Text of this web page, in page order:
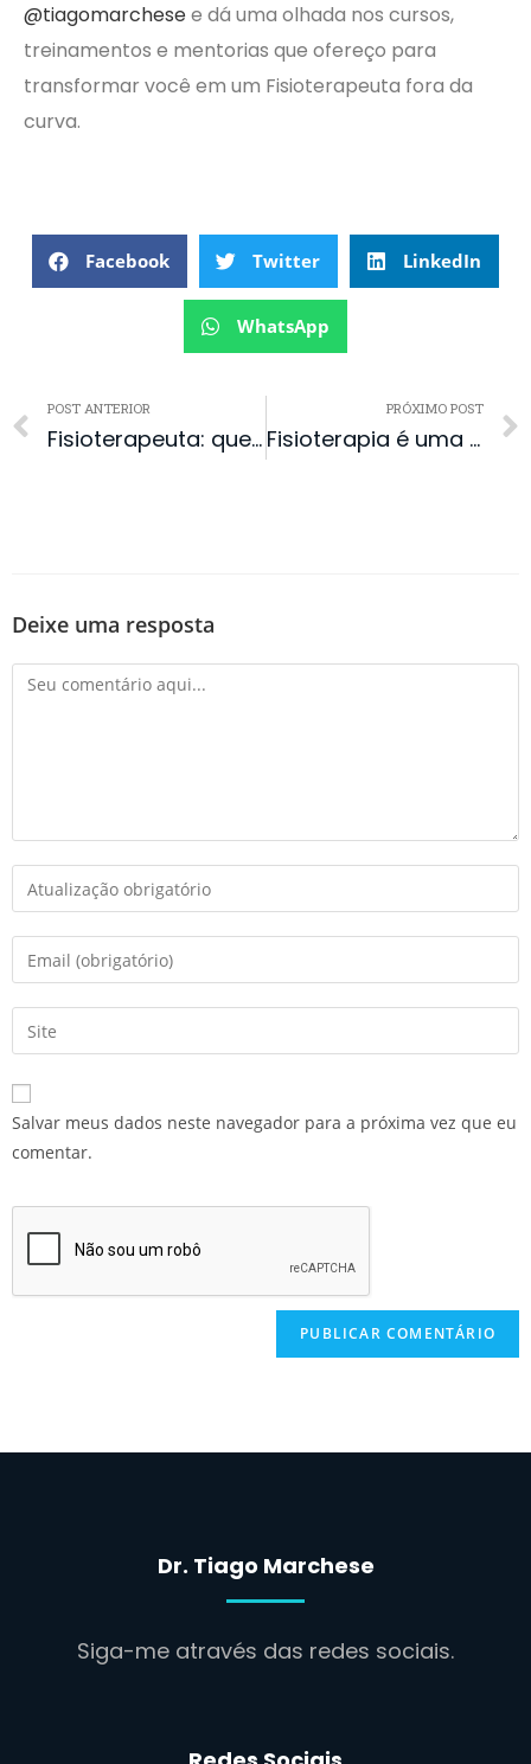
@tiagomarchesee dá uma olhada nos cursos,
treinamentos e mentorias que ofereço para
transformar você em um Fisioterapeuta fora da
curva.
Facebook Twitter LinkedIn
WhatsApp
POST ANTERIOR
Fisioterapeuta: quem atende todo mundo, não atende ninguém
PRÓXIMO POST
Fisioterapia é uma profissão que remunera muito mal! Você já ouviu isso?
Deixe uma resposta
Salvar meus dados neste navegador para a próxima vez que eu
comentar.
Dr. Tiago Marchese
Siga-me através das redes sociais.